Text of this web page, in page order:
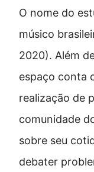
O nome do
músico
2020). Além
espaço conta
realização de
comunidade
sobre seu
debater